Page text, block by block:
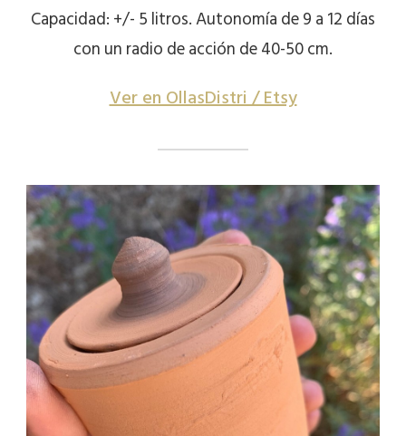
Capacidad: +/- 5 litros. Autonomía de 9 a 12 días
con un radio de acción de 40-50 cm.
Ver en OllasDistri / Etsy